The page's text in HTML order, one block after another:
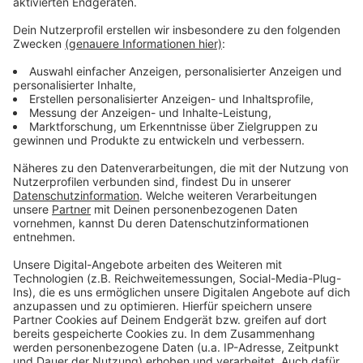
Leverkusener Klinikum: Verbesserte Notfallversorgung
Leverkusener Schwimmbäder: CaLevornia macht drei
Wochen zu
EVL erneuert Versorgungsleitungen in Leverkusen
Anzeige